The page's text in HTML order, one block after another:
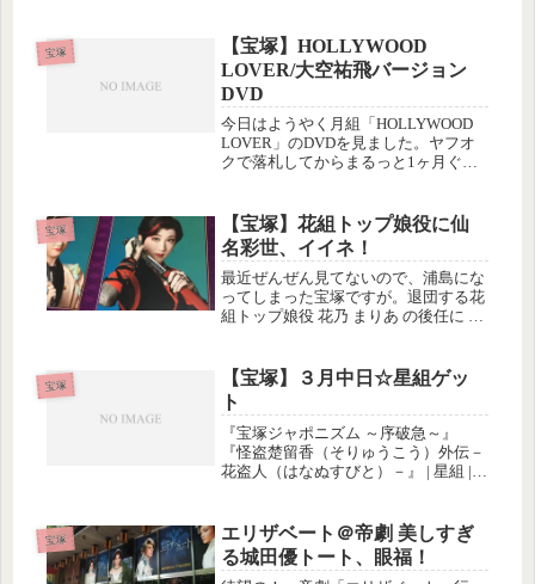
宝塚
【宝塚】HOLLYWOOD
LOVER/大空祐飛バージョン
DVD
今日はようやく月組「HOLLYWOOD
LOVER」のDVDを見ました。ヤフオ
クで落札してからまるっと1ヶ月ぐら
感が…イタリア人の主人公にアメリカ
の映画撮影チーム？「ク...
宝塚
【宝塚】花組トップ娘役に仙
名彩世、イイネ！
最近ぜんぜん見てないので、浦島にな
ってしまった宝塚ですが。退団する花
組トップ娘役 花乃 まりあ の後任に 仙
宝塚
【宝塚】３月中日☆星組ゲッ
ト
『宝塚ジャポニズム ～序破急～』
『怪盗楚留香（そりゅうこう）外伝－
花盗人（はなぬすびと）－』 | 星組 |
２月の雪組公演の時に、土曜日を狙っ
て第三希望まで全部は...
宝塚
エリザベート＠帝劇 美しすぎ
る城田優トート、眼福！